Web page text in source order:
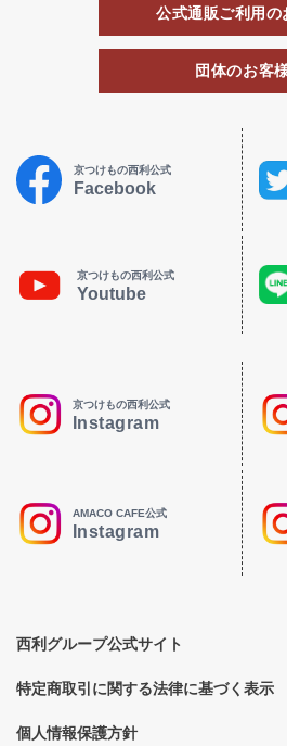
公式通販ご利用の
団体のお客
京つけもの西利公式
Facebook
京つけもの西利公式
Youtube
京つけもの西利公式
Instagram
AMACO CAFE公式
Instagram
西利グループ公式サイト
特定商取引に関する法律に基づく表示
個人情報保護方針